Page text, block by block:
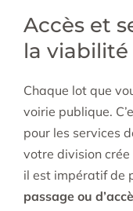
Accès et
la
Chaque lot que
voirie publique.
pour les services
votre division
il est impératif de
passage ou